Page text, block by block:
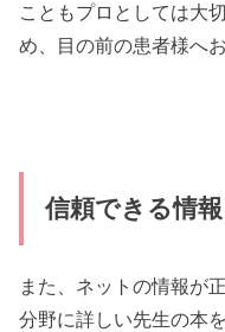
こともプロとしては大
め、目の前の患者様へ
信頼できる情
また、ネットの情報が
分野に詳しい先生の本